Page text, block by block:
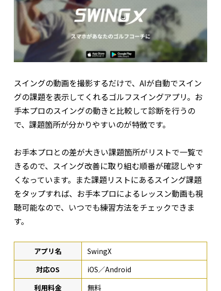
スイングの動画を撮影するだけで、AIが自動でスイン
グの課題を表示してくれるゴルフスイングアプリ。お
手本プロのスイングの動きと比較して診断を行うの
で、課題箇所が分かりやすいのが特徴です。
お手本プロとの差が大きい課題箇所がリストで一覧で
きるので、スイング改善に取り組む順番が確認しやす
くなっています。また課題リストにあるスイング課題
をタップすれば、お手本プロによるレッスン動画も視
聴可能なので、いつでも練習方法をチェックできま
す。
アプリ名
SwingX
対応OS
iOS／Android
利用料金
無料